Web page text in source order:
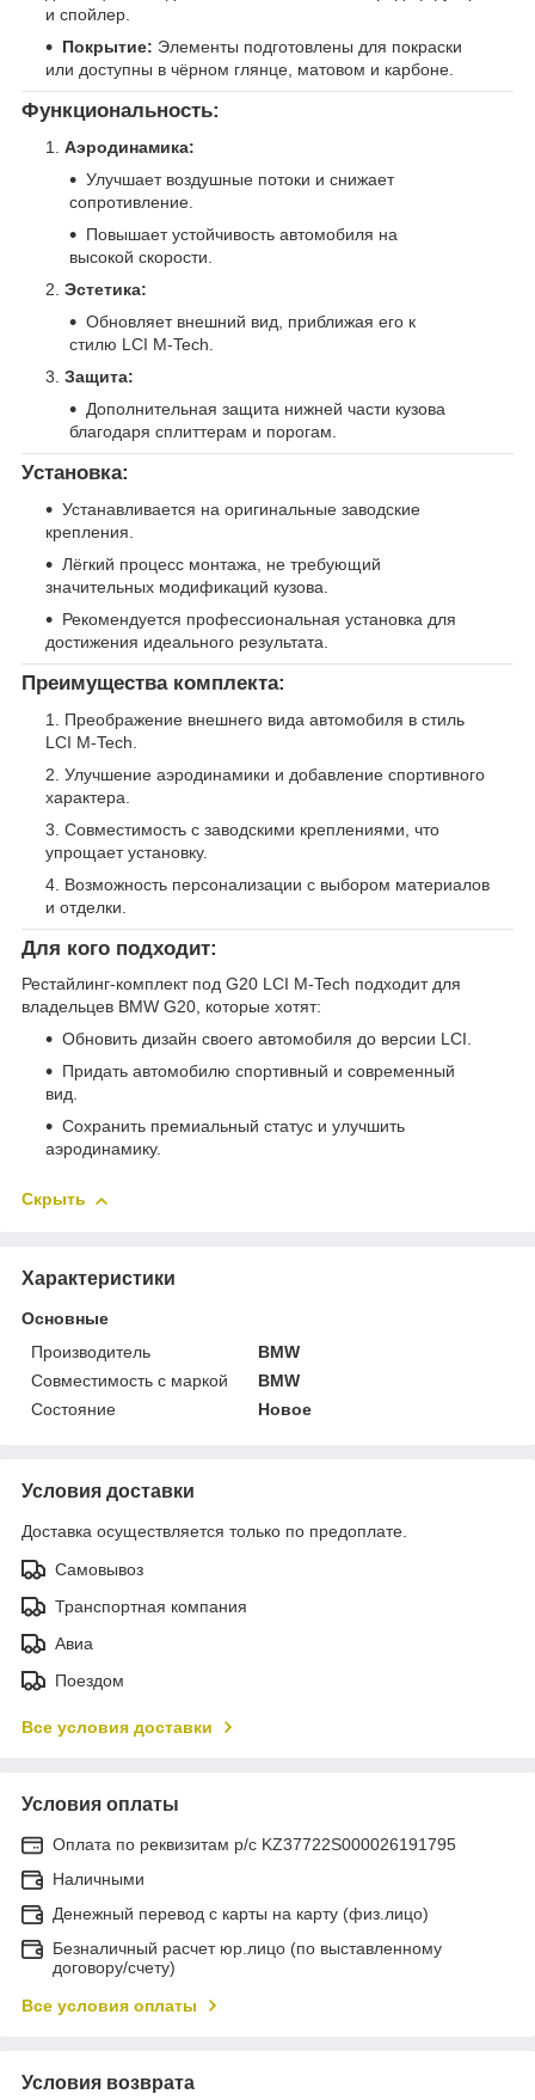
и спойлер.
Покрытие: Элементы подготовлены для покраски
или доступны в чёрном глянце, матовом и карбоне.
Функциональность:
Аэродинамика:
Улучшает воздушные потоки и снижает
сопротивление.
Повышает устойчивость автомобиля на
высокой скорости.
Эстетика:
Обновляет внешний вид, приближая его к
стилю LCI M-Tech.
Защита:
Дополнительная защита нижней части кузова
благодаря сплиттерам и порогам.
Установка:
Устанавливается на оригинальные заводские
крепления.
Лёгкий процесс монтажа, не требующий
значительных модификаций кузова.
Рекомендуется профессиональная установка для
достижения идеального результата.
Преимущества комплекта:
Преображение внешнего вида автомобиля в стиль
LCI M-Tech.
Улучшение аэродинамики и добавление спортивного
характера.
Совместимость с заводскими креплениями, что
упрощает установку.
Возможность персонализации с выбором материалов
и отделки.
Для кого подходит:
Рестайлинг-комплект под G20 LCI M-Tech подходит для
владельцев BMW G20, которые хотят:
Обновить дизайн своего автомобиля до версии LCI.
Придать автомобилю спортивный и современный
вид.
Сохранить премиальный статус и улучшить
аэродинамику.
Скрыть
Характеристики
Основные
Производитель
BMW
Совместимость с маркой
BMW
Состояние
Новое
Условия доставки
Доставка осуществляется только по предоплате.
Самовывоз
Транспортная компания
Авиа
Поездом
Все условия доставки
Условия оплаты
Оплата по реквизитам р/с KZ37722S000026191795
Наличными
Денежный перевод с карты на карту (физ.лицо)
Безналичный расчет юр.лицо (по выставленному
договору/счету)
Все условия оплаты
Условия возврата